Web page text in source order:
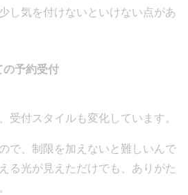
し気を付けないといけない点があ
の予約受付
受付スタイルも変化しています。
で、制限を加えないと難しいんで
る光が見えただけでも、ありがた